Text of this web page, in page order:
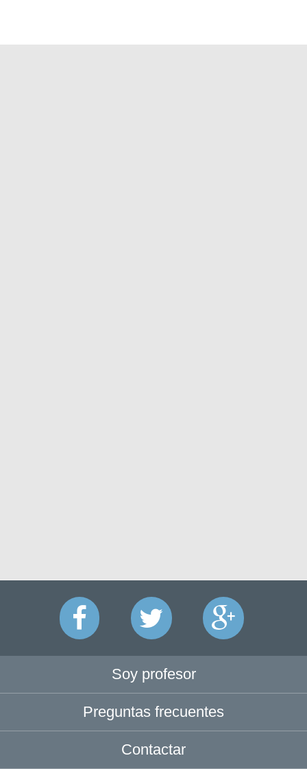
Soy profesor
Preguntas frecuentes
Contactar